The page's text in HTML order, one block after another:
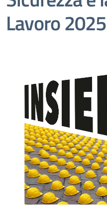
Lavoro 2025